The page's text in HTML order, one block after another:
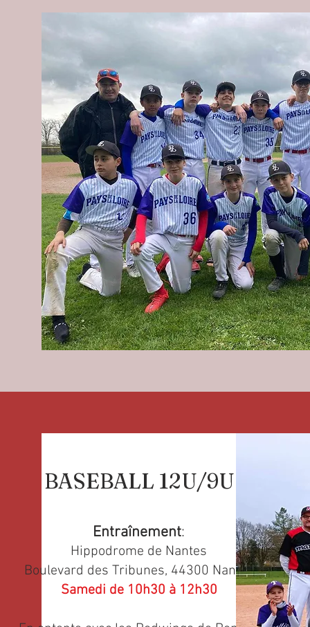
BASEBALL 12U/9U
Entraînement:
Hippodrome de Nantes
Boulevard des Tribunes, 44300 Nantes
Samedi de 10h30 à 12h30